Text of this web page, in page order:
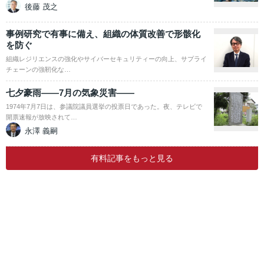
後藤 茂之
事例研究で有事に備え、組織の体質改善で形骸化
を防ぐ
組織レジリエンスの強化やサイバーセキュリティーの向上、サプライ
チェーンの強靭化な…
七夕豪雨――7月の気象災害――
1974年7月7日は、参議院議員選挙の投票日であった。夜、テレビで
開票速報が放映されて…
永澤 義嗣
有料記事をもっと見る